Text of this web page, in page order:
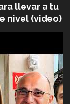
llevar a tu
nivel (video)